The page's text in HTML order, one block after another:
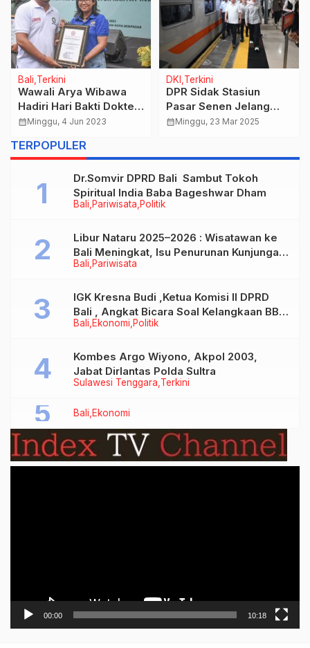
Bali Terkini
Wawali Arya Wibawa
Hadiri Hari Bakti Dokter
Indonesia (HBDI) Tahun
calendar_monthMinggu, 4 Jun 2023
DKI Terkini
DPR Sidak Stasiun
Pasar Senen Jelang
Mudik Lebaran
calendar_monthMinggu, 23 Mar 2025
TERPOPULER
Bali Pariwisata Politik
Dr.Somvir DPRD Bali Sambut Tokoh
Spiritual India Baba Bageshwar Dham
Bali Pariwisata
Libur Nataru 2025–2026 : Wisatawan ke
Bali Meningkat, Isu Penurunan Kunjungan
Tidak Benar
Bali Ekonomi Politik
IGK Kresna Budi ,Ketua Komisi II DPRD
Bali , Angkat Bicara Soal Kelangkaan BBM
Bersubsidi Jenis Solar
Sulawesi Tenggara Terkini
Kombes Argo Wiyono, Akpol 2003,
Jabat Dirlantas Polda Sultra
Bali Ekonomi
00:00 10:18